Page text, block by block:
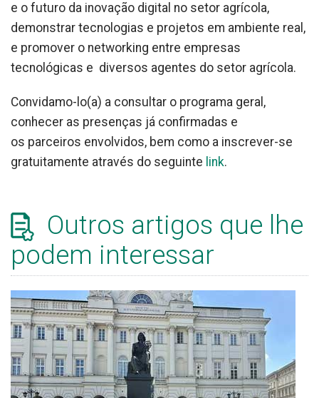
e o futuro da inovação digital no setor agrícola,
demonstrar tecnologias e projetos em ambiente real,
e promover o networking entre empresas
tecnológicas e diversos agentes do setor agrícola.
Convidamo-lo(a) a consultar o programa geral,
conhecer as presenças já confirmadas e
os parceiros envolvidos, bem como a inscrever-se
gratuitamente através do seguinte link.
Outros artigos que lhe
podem interessar